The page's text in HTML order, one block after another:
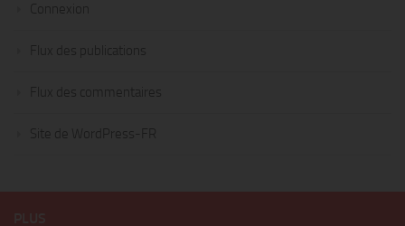
Connexion
Flux des publications
Flux des commentaires
Site de WordPress-FR